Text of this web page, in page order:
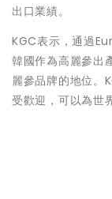
出口業績。
KGC表示，通過
韓國作為高麗參出
麗參品牌的地位。
受歡迎，可以為世